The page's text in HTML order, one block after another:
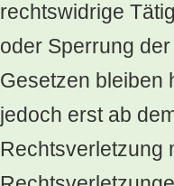
rechtswidrige
oder Sperrung
Gesetzen bleiben
jedoch erst ab
Rechtsverletzung